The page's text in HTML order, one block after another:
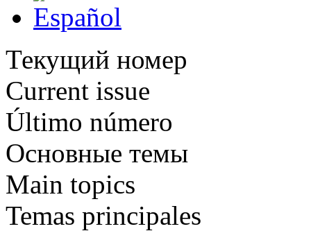
Текущий номер
Current issue
Último número
Основные темы
Main topics
Temas principales